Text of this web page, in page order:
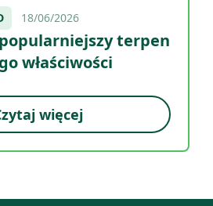
18/06/2026
terpen
właściwości
więcej